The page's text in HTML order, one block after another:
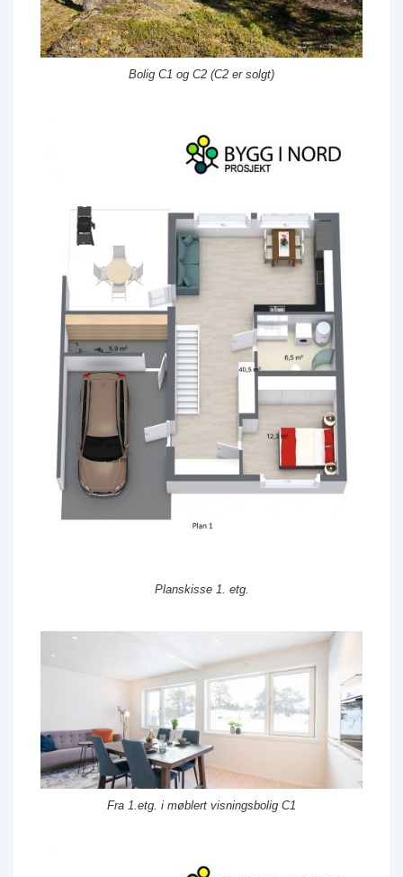
Bolig C1 og C2 (C2 er solgt)
Planskisse 1. etg.
Fra 1.etg. i møblert visningsbolig C1